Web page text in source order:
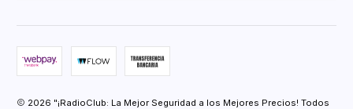
2026 "¡RadioClub: La Mejor Seguridad a los Mejores Precios! Todos